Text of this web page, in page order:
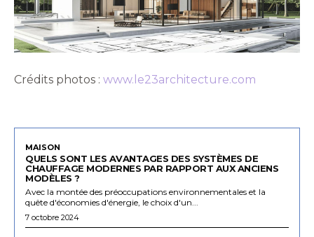
Crédits photos : www.le23architecture.com
MAISON
QUELS SONT LES AVANTAGES DES SYSTÈMES DE
CHAUFFAGE MODERNES PAR RAPPORT AUX ANCIENS
MODÈLES ?
Avec la montée des préoccupations environnementales et la
quête d'économies d'énergie, le choix d'un...
7 octobre 2024